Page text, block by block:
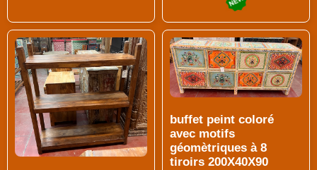
buffet peint coloré
avec motifs
géomètriques à 8
tiroirs 200X40X90